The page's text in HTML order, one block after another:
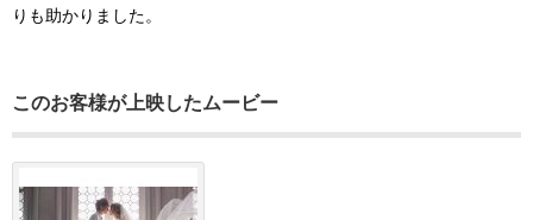
りも助かりました。
このお客様が上映したムービー